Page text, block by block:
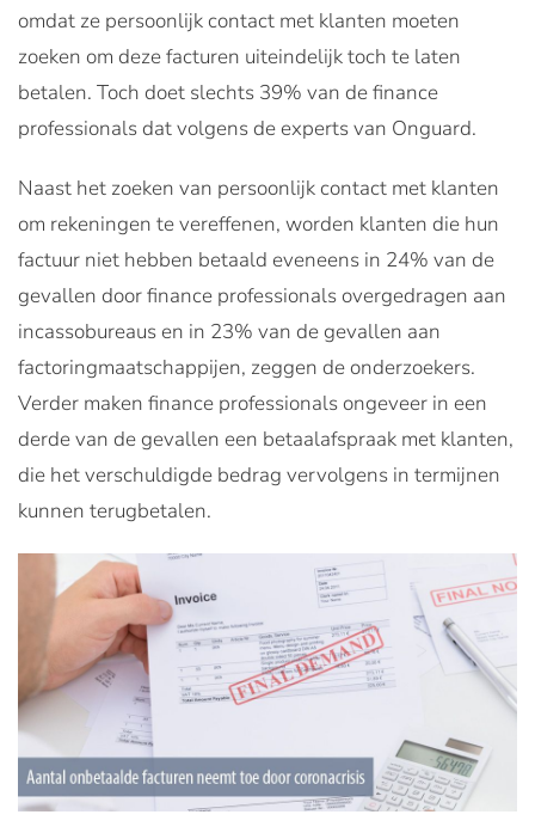
omdat ze persoonlijk contact met klanten moeten
zoeken om deze facturen uiteindelijk toch te laten
betalen. Toch doet slechts 39% van de finance
professionals dat volgens de experts van Onguard.
Naast het zoeken van persoonlijk contact met klanten
om rekeningen te vereffenen, worden klanten die hun
factuur niet hebben betaald eveneens in 24% van de
gevallen door finance professionals overgedragen aan
incassobureaus en in 23% van de gevallen aan
factoringmaatschappijen, zeggen de onderzoekers.
Verder maken finance professionals ongeveer in een
derde van de gevallen een betaalafspraak met klanten,
die het verschuldigde bedrag vervolgens in termijnen
kunnen terugbetalen.